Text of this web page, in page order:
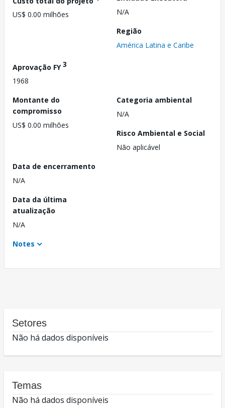
US$ 0.00 milhões
N/A
Região
América Latina e Caribe
Aprovação FY3
1968
Montante do
compromisso
US$ 0.00 milhões
Categoria ambiental
N/A
Risco Ambiental e Social
Não aplicável
Data de encerramento
N/A
Data da última
atualização
N/A
Notes
Setores
Não há dados disponíveis
Temas
Não há dados disponíveis